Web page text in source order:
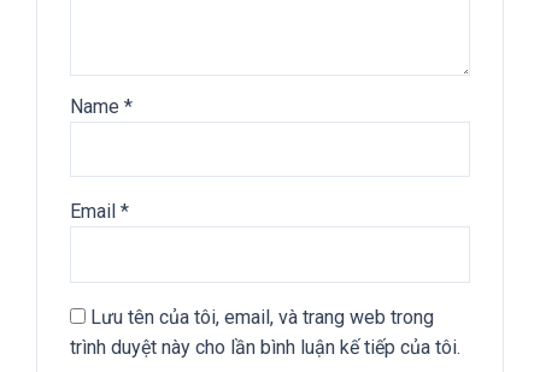
Name *
Email *
Lưu tên của tôi, email, và trang web trong
trình duyệt này cho lần bình luận kế tiếp của tôi.